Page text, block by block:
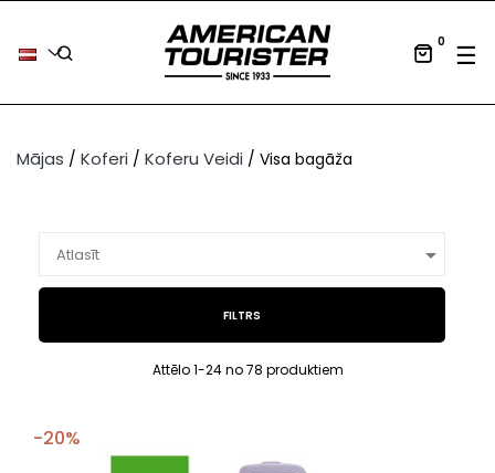
0 ☰
Mājas Koferi Koferu Veidi Visa bagāža
Atlasīt 
FILTRS
Attēlo 1-24 no 78 produktiem
-20%